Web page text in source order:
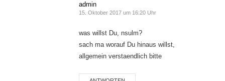
admin
15. Oktober 2017 um 16:20 Uhr
was willst Du, nsulm?
sach ma worauf Du hinaus willst,
allgemein verstaendlich bitte